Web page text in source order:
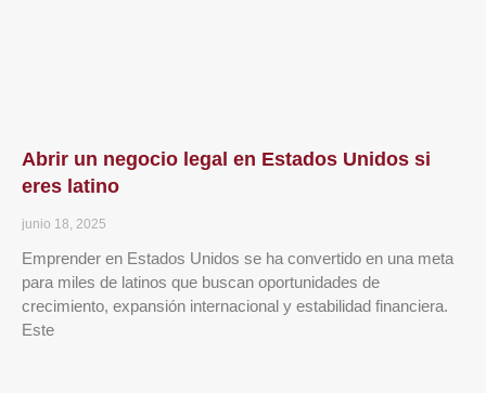
Abrir un negocio legal en Estados Unidos si
eres latino
junio 18, 2025
Emprender en Estados Unidos se ha convertido en una meta
para miles de latinos que buscan oportunidades de
crecimiento, expansión internacional y estabilidad financiera.
Este